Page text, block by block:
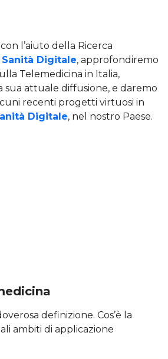
l’aiuto della Ricerca
Digitale, approfondiremo
Telemedicina in Italia,
sua attuale diffusione, e daremo
recenti progetti virtuosi in
Digitale, nel nostro Paese.
definizione. Cos’è la
ambiti di applicazione